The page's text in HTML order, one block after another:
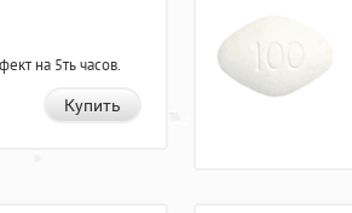
на 5ть часов.
Купить